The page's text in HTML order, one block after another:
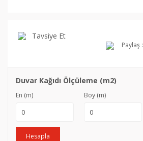
Tavsiye Et
Paylaş :
Duvar Kağıdı Ölçüleme (m2)
En (m) Boy (m)
Hesapla